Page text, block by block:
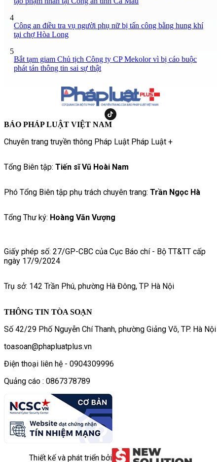
4
Công an điều tra vụ người phụ nữ bị tấn công bằng hung khí
tại chợ Hòa Long
5
Bắt tạm giam Chủ tịch Công ty CP Mekolor vì bị cáo buộc
phát tán thông tin sai sự thật
BÁO PHÁP LUẬT VIỆT NAM
Chuyên trang truyền thông Pháp Luật Pháp Luật +
Tổng Biên tập: Tiến sĩ Vũ Hoài Nam
Phó Tổng Biên tập phụ trách chuyên trang: Trần Ngọc Hà
Tổng Thư ký: Hoàng Văn Vượng
Giấy phép số: 27/GP-CBC của Cục Báo chí - Bộ TT&TT cấp
ngày 17/9/2024
Trụ sở: 142 Trần Phú, phường Hà Đông, TP Hà Nội
THÔNG TIN TÒA SOẠN
Số 42/29 Phố Nguyễn Chí Thanh, phường Giảng Võ, TP. Hà Nội
toasoan@phapluatplus.vn
Điện thoại liên hệ - 0904309996
Quảng cáo : 0867378789
Thiết kế và phát triển bởi